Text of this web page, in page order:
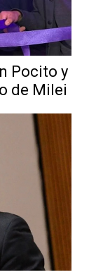
Pocito y
de Milei